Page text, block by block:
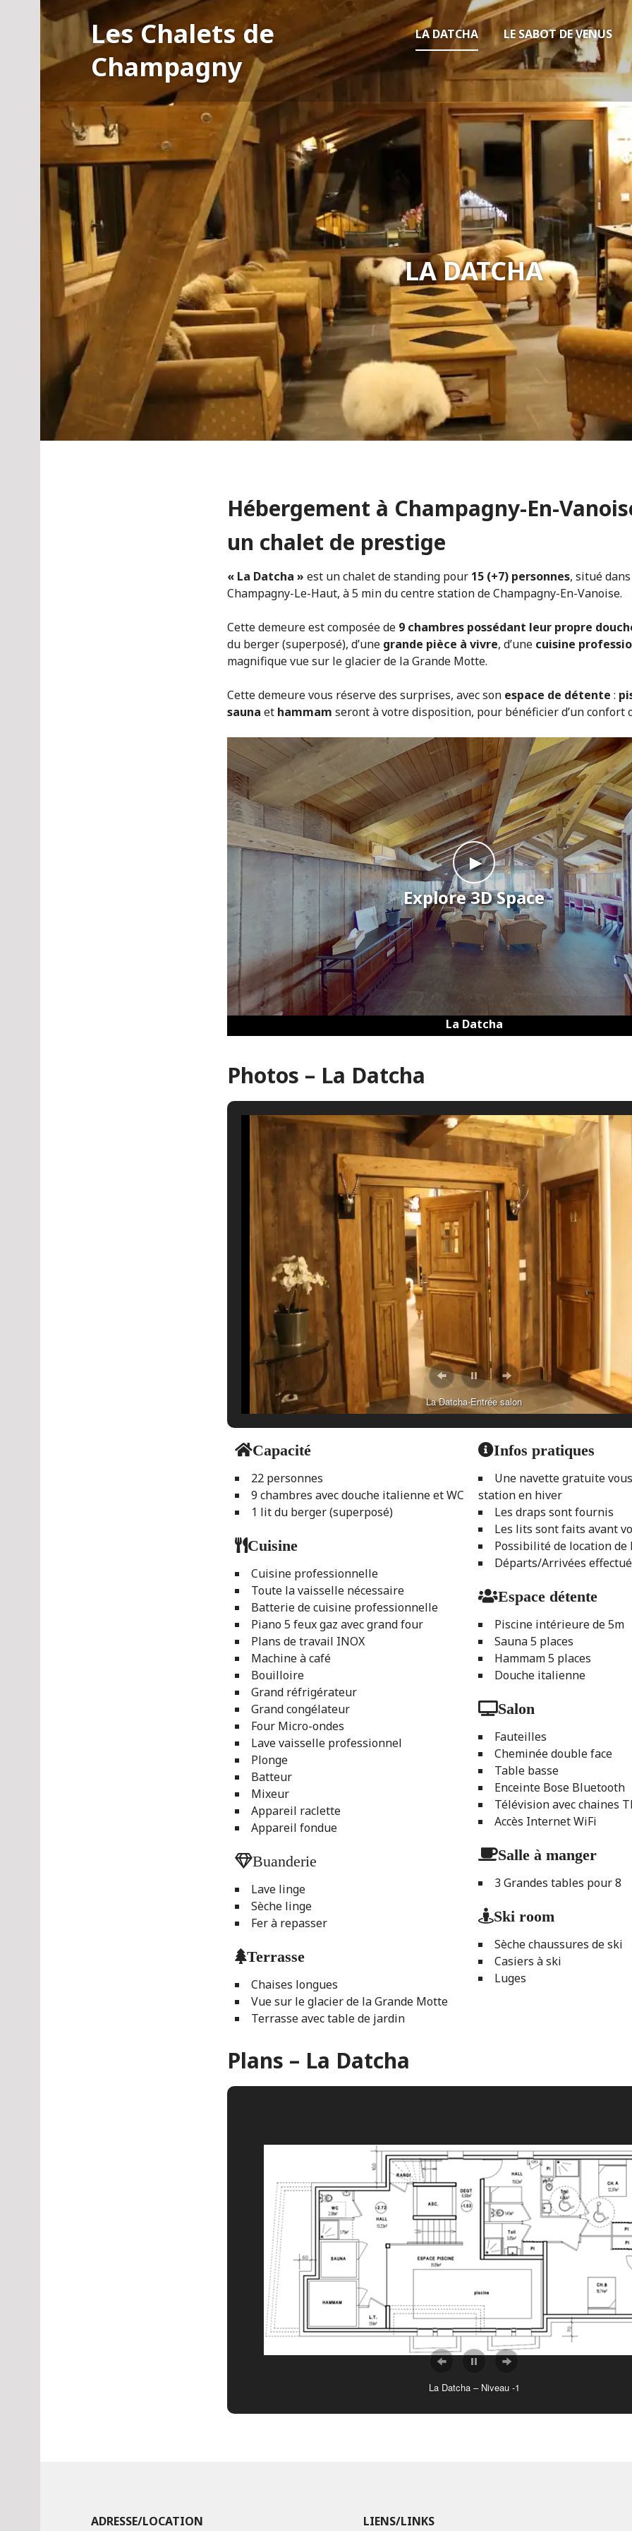
Aller
au
principal
Les Chalets de
Champagny
LA DATCHA LE SABOT DE VENUS
LA DATCHA
Hébergement à Champagny-En-
un chalet de prestige
« La Datcha » est un chalet de standing pour 15 (+7) personnes, situé
Champagny-Le-Haut, à 5 min du centre station de Champagny-En-Vanoise.
Cette demeure est composée de 9 chambres possédant leur propre
du berger (superposé), d’une grande pièce à vivre, d’une cuisine
magnifique vue sur le glacier de la Grande Motte.
Cette demeure vous réserve des surprises, avec son espace de détente :
sauna et hammam seront à votre disposition, pour bénéficier d’un confort
►
Explore 3D Space
La Datcha
Photos – La Datcha
La Datcha-Entrée salon
Capacité
22 personnes
9 chambres avec douche italienne et WC
1 lit du berger (superposé)
Cuisine
Cuisine professionnelle
Toute la vaisselle nécessaire
Batterie de cuisine professionnelle
Piano 5 feux gaz avec grand four
Plans de travail INOX
Machine à café
Bouilloire
Grand réfrigérateur
Grand congélateur
Four Micro-ondes
Lave vaisselle professionnel
Plonge
Batteur
Mixeur
Appareil raclette
Appareil fondue
Buanderie
Lave linge
Sèche linge
Fer à repasser
Terrasse
Chaises longues
Vue sur le glacier de la Grande Motte
Terrasse avec table de jardin
Infos pratiques
Une navette gratuite
station en hiver
Les draps sont fournis
Les lits sont faits avant
Possibilité de location
Départs/Arrivées
Espace détente
Piscine intérieure de 5m
Sauna 5 places
Hammam 5 places
Douche italienne
Salon
Fauteilles
Cheminée double face
Table basse
Enceinte Bose Bluetooth
Télévision avec chaines
Accès Internet WiFi
Salle à manger
3 Grandes tables pour 8
Ski room
Sèche chaussures de ski
Casiers à ski
Luges
Plans – La Datcha
La Datcha – Niveau -1
ADRESSE/LOCATION LIENS/LINKS